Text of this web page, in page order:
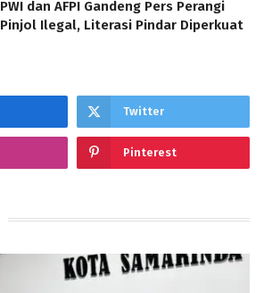
PWI dan AFPI Gandeng Pers Perangi
Pinjol Ilegal, Literasi Pindar Diperkuat
Twitter
Pinterest